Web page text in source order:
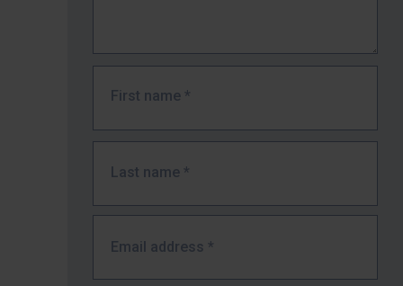
First name *
Last name *
Email address *